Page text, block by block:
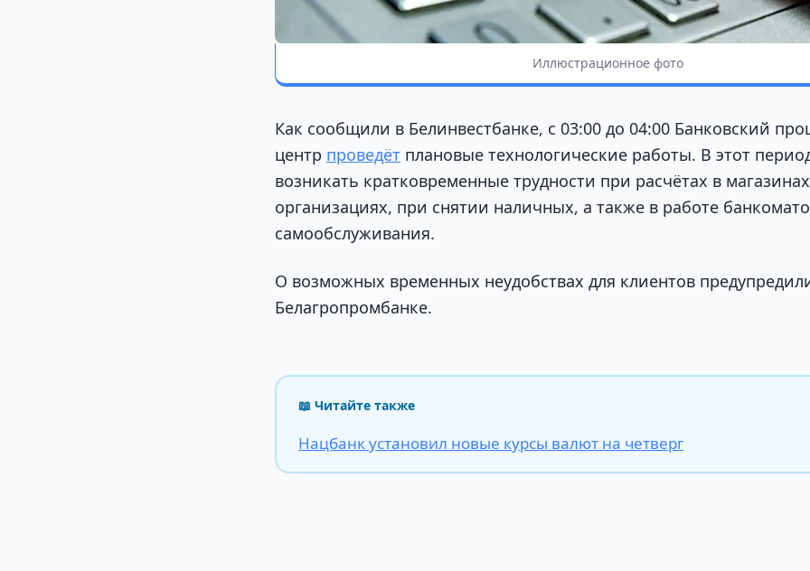
Иллюстрационное фото
Как сообщили в Белинвестбанке, с 03:00 до 04:00 Банковский
центр проведёт плановые технологические работы. В этот
возникать кратковременные трудности при расчётах в
организациях, при снятии наличных, а также в работе
самообслуживания.
О возможных временных неудобствах для клиентов
Белагропромбанке.
📖 Читайте также
Нацбанк установил новые курсы валют на четверг